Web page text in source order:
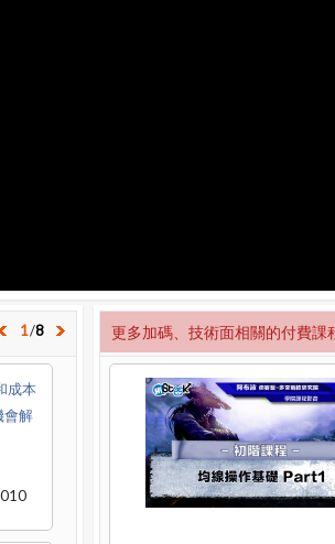
1/8
成本
會解
更多加碼、技術面相關的付費課